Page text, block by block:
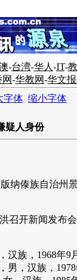
-台湾-华人 -IT-
-华教网-华文
字体 缩小字体
疑人身份
纳傣族自治州
召开新闻发布
族，1968年9
男，汉族，